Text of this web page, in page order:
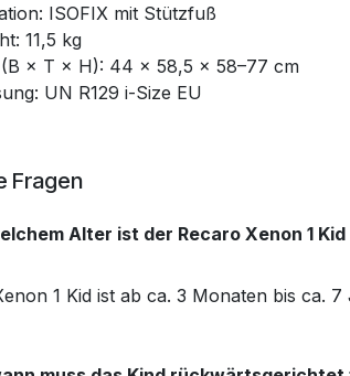
ISOFIX mit Stützfuß
11,5 kg
× T × H): 44 × 58,5 × 58–77 cm
UN R129 i-Size EU
Fragen
Alter ist der Recaro Xenon 1
1 Kid ist ab ca. 3 Monaten bis ca.